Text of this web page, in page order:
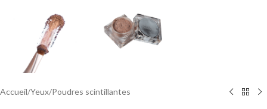
Accueil/Yeux/Poudres scintillantes